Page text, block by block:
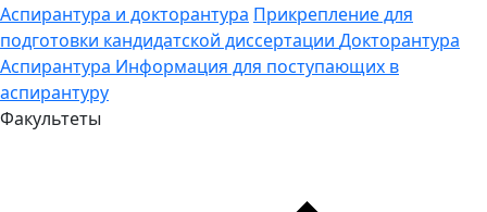
Аспирантура и докторантура Прикрепление для
подготовки кандидатской диссертации Докторантура
Аспирантура Информация для поступающих в
аспирантуру
Факультеты